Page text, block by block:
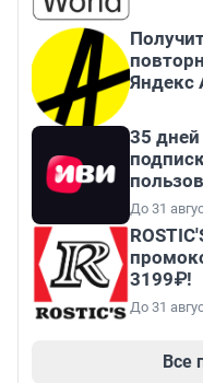
Яндекс
35 дней
До 31
3199₽!
До 31
Все